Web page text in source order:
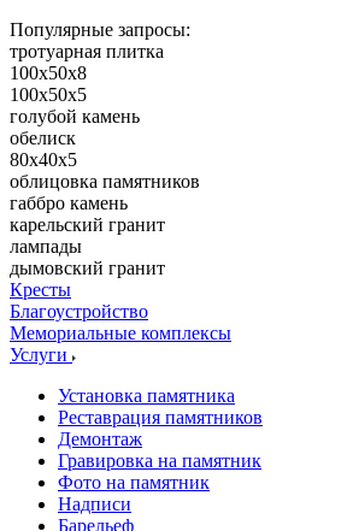
Популярные запросы:
тротуарная плитка
100х50х8
100х50х5
голубой камень
обелиск
80х40х5
облицовка памятников
габбро камень
карельский гранит
лампады
дымовский гранит
Кресты
Благоустройство
Мемориальные комплексы
Услуги
Установка памятника
Реставрация памятников
Демонтаж
Гравировка на памятник
Фото на памятник
Надписи
Барельеф